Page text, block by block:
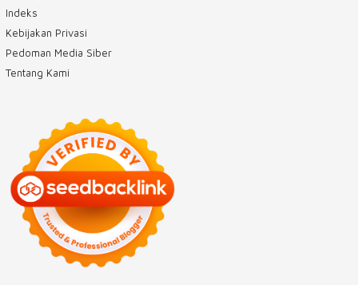
Indeks
Kebijakan Privasi
Pedoman Media Siber
Tentang Kami